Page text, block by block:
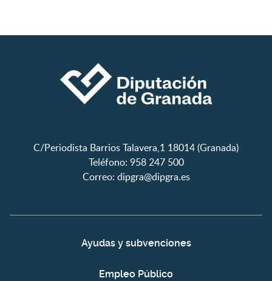
C/Periodista Barrios Talavera,1 18014 (Granada)
Teléfono: 958 247 500
Correo: dipgra@dipgra.es
Ayudas y subvenciones
Empleo Público